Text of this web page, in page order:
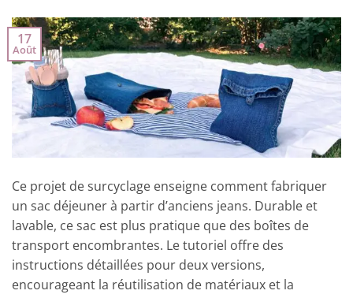
17
Août
Ce projet de surcyclage enseigne comment fabriquer
un sac déjeuner à partir d’anciens jeans. Durable et
lavable, ce sac est plus pratique que des boîtes de
transport encombrantes. Le tutoriel offre des
instructions détaillées pour deux versions,
encourageant la réutilisation de matériaux et la